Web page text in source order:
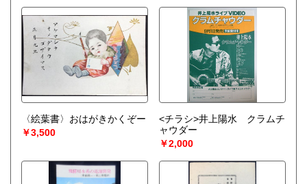
〈絵葉書〉おはがきかくぞー
￥3,500
<チラシ>井上陽水 クラムチ
ャウダー
￥2,000